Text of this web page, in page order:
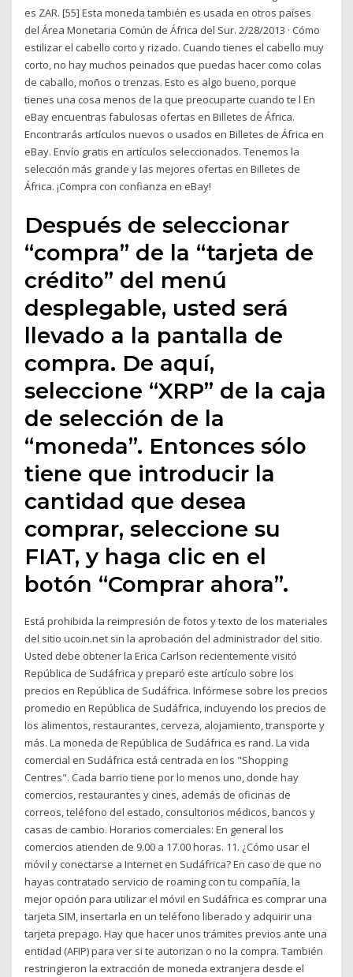
es ZAR. [55] Esta moneda también es usada en otros países
del Área Monetaria Común de África del Sur. 2/28/2013 · Cómo
estilizar el cabello corto y rizado. Cuando tienes el cabello muy
corto, no hay muchos peinados que puedas hacer como colas
de caballo, moños o trenzas. Esto es algo bueno, porque
tienes una cosa menos de la que preocuparte cuando te l En
eBay encuentras fabulosas ofertas en Billetes de África.
Encontrarás artículos nuevos o usados en Billetes de África en
eBay. Envío gratis en artículos seleccionados. Tenemos la
selección más grande y las mejores ofertas en Billetes de
África. ¡Compra con confianza en eBay!
Después de seleccionar
“compra” de la “tarjeta de
crédito” del menú
desplegable, usted será
llevado a la pantalla de
compra. De aquí,
seleccione “XRP” de la caja
de selección de la
“moneda”. Entonces sólo
tiene que introducir la
cantidad que desea
comprar, seleccione su
FIAT, y haga clic en el
botón “Comprar ahora”.
Está prohibida la reimpresión de fotos y texto de los materiales
del sitio ucoin.net sin la aprobación del administrador del sitio.
Usted debe obtener la Erica Carlson recientemente visitó
República de Sudáfrica y preparó este artículo sobre los
precios en República de Sudáfrica. Infórmese sobre los precios
promedio en República de Sudáfrica, incluyendo los precios de
los alimentos, restaurantes, cerveza, alojamiento, transporte y
más. La moneda de República de Sudáfrica es rand. La vida
comercial en Sudáfrica está centrada en los "Shopping
Centres". Cada barrio tiene por lo menos uno, donde hay
comercios, restaurantes y cines, además de oficinas de
correos, teléfono del estado, consultorios médicos, bancos y
casas de cambio. Horarios comerciales: En general los
comercios atienden de 9.00 a 17.00 horas. 11. ¿Cómo usar el
móvil y conectarse a Internet en Sudáfrica? En caso de que no
hayas contratado servicio de roaming con tu compañía, la
mejor opción para utilizar el móvil en Sudáfrica es comprar una
tarjeta SIM, insertarla en un teléfono liberado y adquirir una
tarjeta prepago. Hay que hacer unos trámites previos ante una
entidad (AFIP) para ver si te autorizan o no la compra. También
restringieron la extracción de moneda extranjera desde el